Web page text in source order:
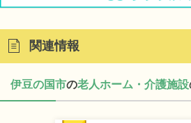
関連情報
伊豆の国市の老人ホーム・介護施設